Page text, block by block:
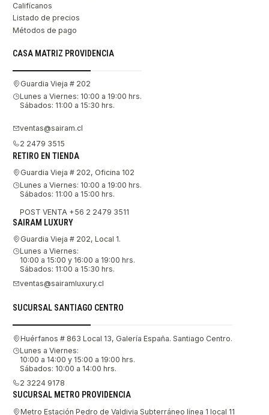
Califícanos
Listado de precios
Métodos de pago
CASA MATRIZ PROVIDENCIA
Guardia Vieja # 202
Lunes a Viernes: 10:00 a 19:00 hrs.
Sábados: 11:00 a 15:30 hrs.
ventas@sairam.cl
2 2479 3515
RETIRO EN TIENDA
Guardia Vieja # 202, Oficina 102
Lunes a Viernes: 10:00 a 19:00 hrs.
Sábados: 11:00 a 15:00 hrs.
POST VENTA +56 2 2479 3511
SAIRAM LUXURY
Guardia Vieja # 202, Local 1.
Lunes a Viernes:
10:00 a 15:00 y 16:00 a 19:00 hrs.
Sábados: 11:00 a 15:30 hrs.
ventas@sairamluxury.cl
SUCURSAL SANTIAGO CENTRO
Huérfanos # 863 Local 13, Galería España. Santiago Centro.
Lunes a Viernes:
10:00 a 14:00 y 15:00 a 19:00 hrs.
Sábados: 10:00 a 14:00 hrs.
2 3224 9178
SUCURSAL METRO PROVIDENCIA
Metro Estación Pedro de Valdivia Subterráneo línea 1 local 11